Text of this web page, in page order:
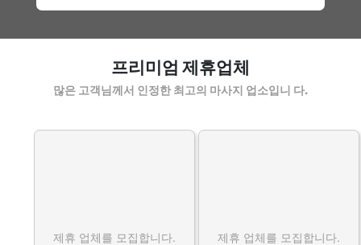
프리미엄 제휴업체
많은 고객님께서 인정한 최고의 마사지 업소입니 다.
제휴 업체를 모집합니다. 제휴 업체를 모집합니다.